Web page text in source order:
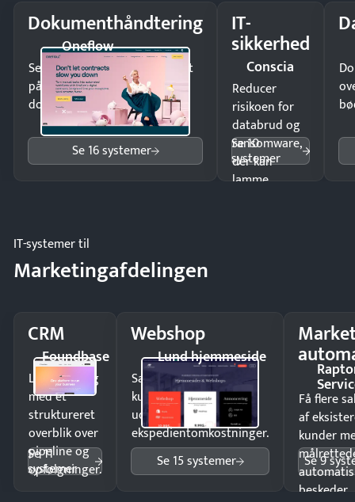
Dokumenthåndtering
Oneflow
Send kontrakter til underskrift
på minutter og mist ingen
dokumenter.
Se 16 systemer
IT-
sikkerhed
Conscia
Reducer
risikoen for
databrud og
ransomware,
der kan
lamme
Se 10
systemer
IT-systemer til
Marketingafdelingen
CRM
Foundbase
Luk flere salg
med et
struktureret
overblik over
pipeline og
opfølgninger.
Se 11
systemer
Webshop
Lund hjemmeside
Sælg produkter 24/7 til
kunder i hele landet
uden
ekspedientomkostninger.
Se 15 systemer
Få flere
af
kunder
beskeder.
Se 9